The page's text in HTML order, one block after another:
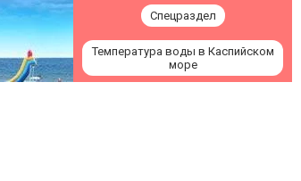
Спецраздел
Температура воды в Каспийском
море